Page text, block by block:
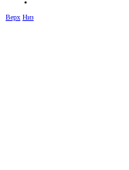
Верх Низ